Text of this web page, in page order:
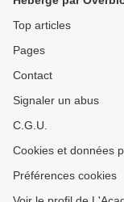
Top articles
Pages
Contact
Signaler un abus
C.G.U.
Cookies et données
Préférences cookies